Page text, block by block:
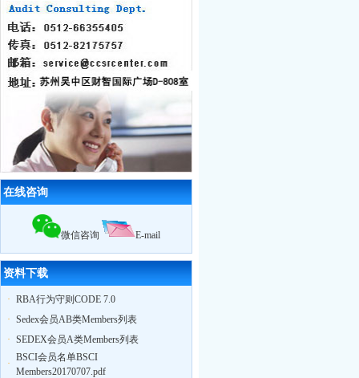
6月29日我公司CSR研讨会在无锡召开
10月28日苏州XX服饰在我公司辅导下
通过 BSCI认证
优服装工厂
10月29日苏州奥地特企业管理咨询有
限公司，召开公司大会公布上半年业
绩，累计辅导企业322家，一次性通过
12月18日，苏州奥地特企业对厦门27
家外贸公司开展BSCI认知培训公开课
扬州zy玩具ICTI 认证取得优异成绩
2010我公司业绩大幅增长,全年累计辅
导工厂达903家！
2011年3月，帮助83家工厂通过
2011年4月，帮助75家工厂通过
EICC认证3家, ICTI认证2家）
2011年5月，帮助79家工厂通过验厂
（其中,ICTI认证
在线咨询
微信咨询 E-mail
资料下载
· RBA行为守则CODE 7.0
· Sedex会员AB类Members列表
· SEDEX会员A类Members列表
·
BSCI会员名单BSCI
Members20170707.pdf